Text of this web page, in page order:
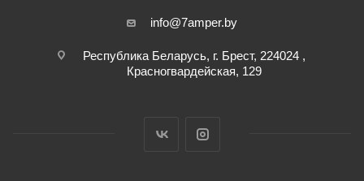
info@7amper.by
Республика Беларусь, г. Брест, 224024 ,
Красногвардейская, 129